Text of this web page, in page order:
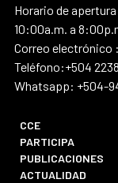
Horario de
10:00a.m. a
Correo electrónico
Teléfono:+504
Whatsapp: +504-
CCE
PARTICIPA
PUBLICACIONES
ACTUALIDAD